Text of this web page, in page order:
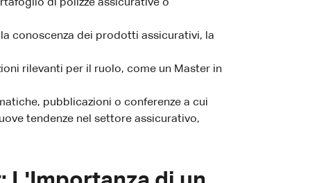
di polizze assicurative o
conoscenza dei prodotti assicurativi, la
rilevanti per il ruolo, come un Master in
pubblicazioni o conferenze a cui
tendenze nel settore assicurativo,